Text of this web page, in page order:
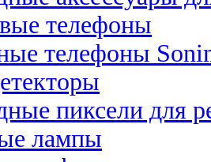
телефоны
телефоны
пиксели для
лампы